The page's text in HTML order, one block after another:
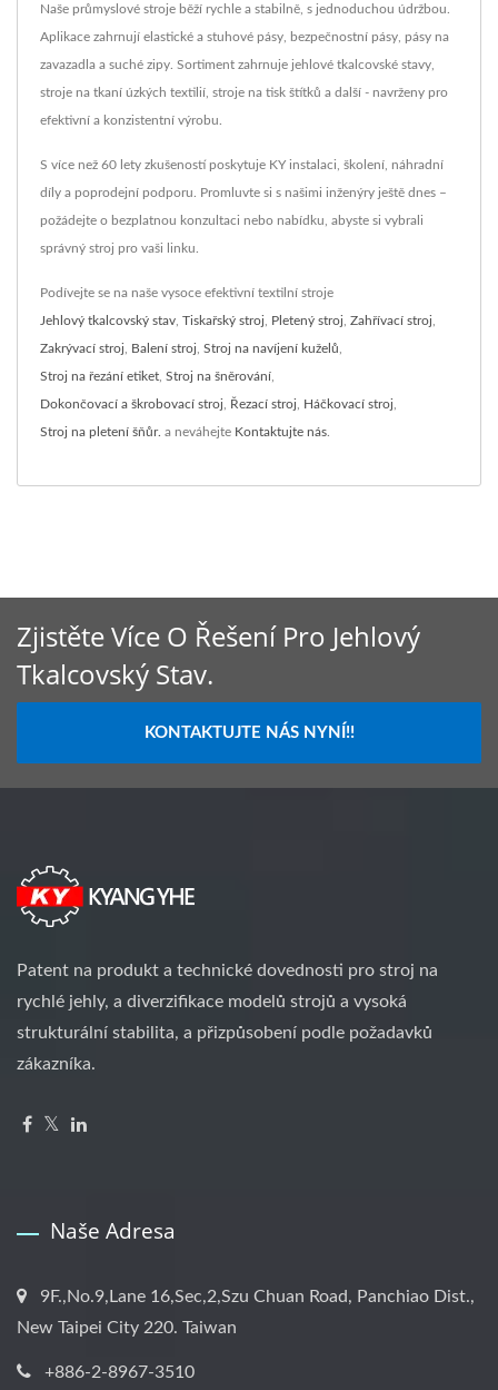
Naše průmyslové stroje běží rychle a stabilně, s jednoduchou údržbou.
Aplikace zahrnují elastické a stuhové pásy, bezpečnostní pásy, pásy na
zavazadla a suché zipy. Sortiment zahrnuje jehlové tkalcovské stavy,
stroje na tkaní úzkých textilií, stroje na tisk štítků a další - navrženy pro
efektivní a konzistentní výrobu.
S více než 60 lety zkušeností poskytuje KY instalaci, školení, náhradní
díly a poprodejní podporu. Promluvte si s našimi inženýry ještě dnes –
požádejte o bezplatnou konzultaci nebo nabídku, abyste si vybrali
správný stroj pro vaši linku.
Podívejte se na naše vysoce efektivní textilní stroje
Jehlový tkalcovský stav Tiskařský stroj Pletený stroj Zahřívací stroj
Zakrývací stroj Balení stroj Stroj na navíjení kuželů
Stroj na řezání etiket Stroj na šněrování
Dokončovací a škrobovací stroj Řezací stroj Háčkovací stroj
Stroj na pletení šňůr. a neváhejte Kontaktujte nás
Zjistěte Více O Řešení Pro Jehlový
Tkalcovský Stav.
KONTAKTUJTE NÁS NYNÍ!!
Patent na produkt a technické dovednosti pro stroj na
rychlé jehly, a diverzifikace modelů strojů a vysoká
strukturální stabilita, a přizpůsobení podle požadavků
zákazníka.
Naše Adresa
9F.,No.9,Lane 16,Sec,2,Szu Chuan Road, Panchiao Dist.,
New Taipei City 220. Taiwan
+886-2-8967-3510